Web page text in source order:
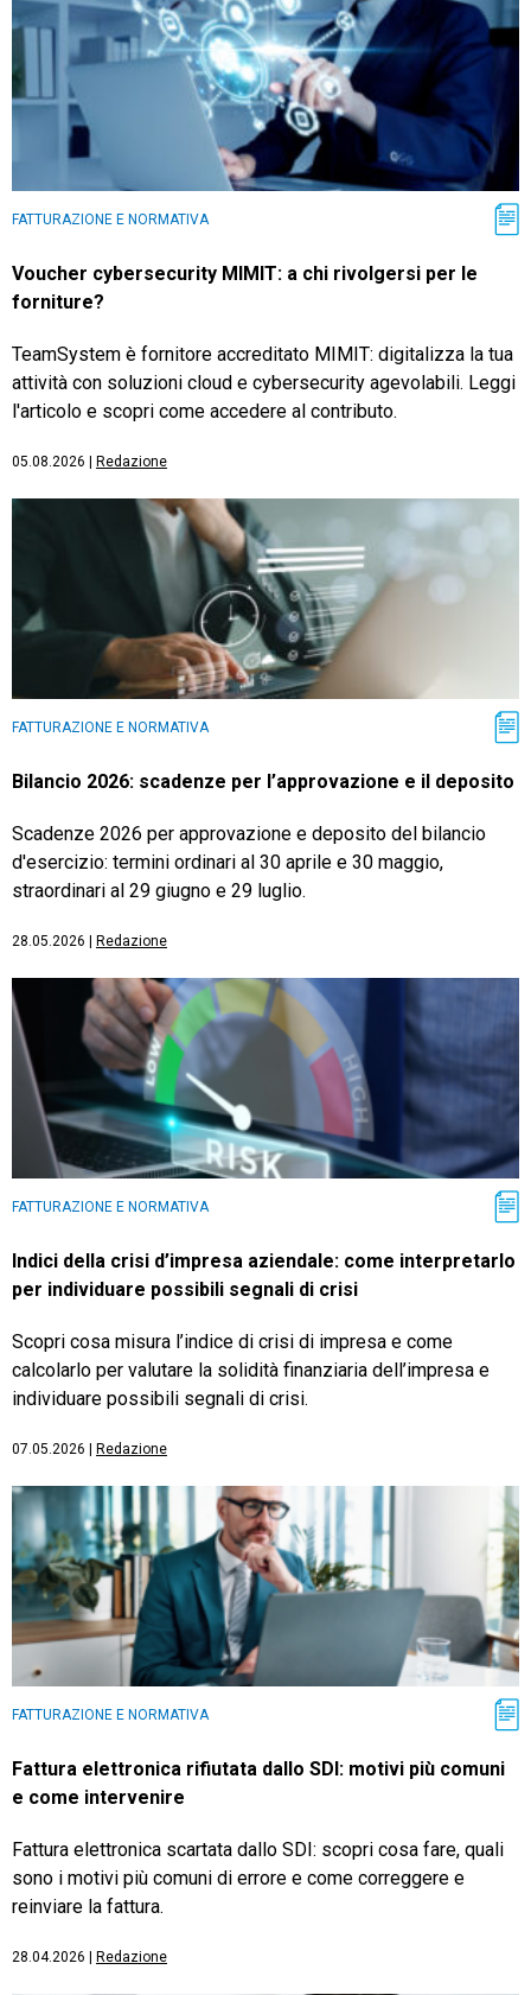
FATTURAZIONE E NORMATIVA
Voucher cybersecurity MIMIT: a chi rivolgersi per le
forniture?
TeamSystem è fornitore accreditato MIMIT: digitalizza la tua
attività con soluzioni cloud e cybersecurity agevolabili. Leggi
l'articolo e scopri come accedere al contributo.
05.08.2026 Redazione
FATTURAZIONE E NORMATIVA
Bilancio 2026: scadenze per l’approvazione e il deposito
Scadenze 2026 per approvazione e deposito del bilancio
d'esercizio: termini ordinari al 30 aprile e 30 maggio,
straordinari al 29 giugno e 29 luglio.
28.05.2026 Redazione
FATTURAZIONE E NORMATIVA
Indici della crisi d’impresa aziendale: come interpretarlo
per individuare possibili segnali di crisi
Scopri cosa misura l’indice di crisi di impresa e come
calcolarlo per valutare la solidità finanziaria dell’impresa e
individuare possibili segnali di crisi.
07.05.2026 Redazione
FATTURAZIONE E NORMATIVA
Fattura elettronica rifiutata dallo SDI: motivi più comuni
e come intervenire
Fattura elettronica scartata dallo SDI: scopri cosa fare, quali
sono i motivi più comuni di errore e come correggere e
reinviare la fattura.
28.04.2026 Redazione